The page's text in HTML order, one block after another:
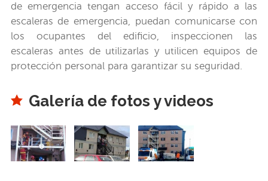
de emergencia tengan acceso fácil y rápido a las
escaleras de emergencia, puedan comunicarse con
los ocupantes del edificio, inspeccionen las
escaleras antes de utilizarlas y utilicen equipos de
protección personal para garantizar su seguridad.
Galería de fotos y videos